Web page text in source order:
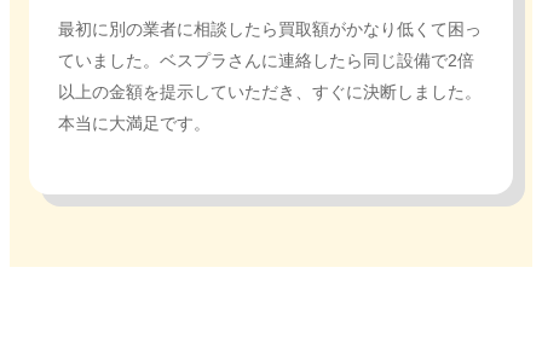
最初に別の業者に相談したら買取額がかなり低くて困っ
ていました。ベスプラさんに連絡したら同じ設備で2倍
以上の金額を提示していただき、すぐに決断しました。
本当に大満足です。